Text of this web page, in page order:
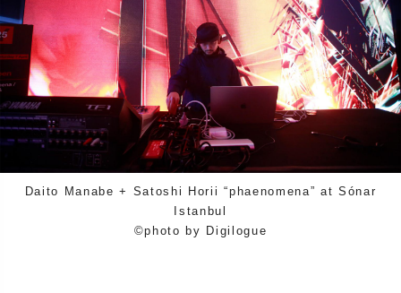
Daito Manabe + Satoshi Horii “phaenomena” at Sónar
Istanbul
©️photo by Digilogue